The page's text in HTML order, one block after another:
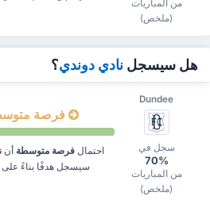
من المباريات
(ملخص)
هل سيسجل نادي دوندي؟
Dundee
فرصة
احتمال فرصة متوسطة أن
سيسجل هدفًا بناءً على
سجل في
70%
من المباريات
(ملخص)